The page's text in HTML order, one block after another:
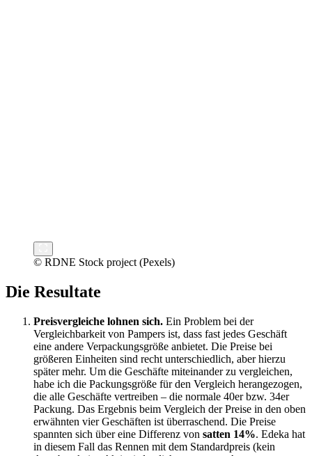
© RDNE Stock project (Pexels)
Die Resultate
Preisvergleiche lohnen sich. Ein Problem bei der
Vergleichbarkeit von Pampers ist, dass fast jedes Geschäft
eine andere Verpackungsgröße anbietet. Die Preise bei
größeren Einheiten sind recht unterschiedlich, aber hierzu
später mehr. Um die Geschäfte miteinander zu vergleichen,
habe ich die Packungsgröße für den Vergleich herangezogen,
die alle Geschäfte vertreiben – die normale 40er bzw. 34er
Packung. Das Ergebnis beim Vergleich der Preise in den oben
erwähnten vier Geschäften ist überraschend. Die Preise
spannten sich über eine Differenz von satten 14%. Edeka hat
in diesem Fall das Rennen mit dem Standardpreis (kein